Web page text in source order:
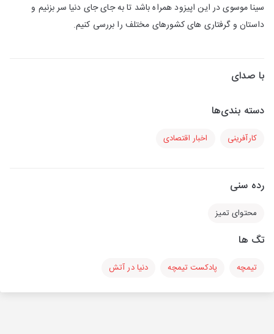
سینا موسوی در این اپیزود همراه باشد تا به جای جای دنیا سر بزنیم و
داستان و گرفتاری های کشورهای مختلف را بررسی کنیم.
با صدای
دسته بندی‌ها
کارآفرینی اخبار اقتصادی
رده سنی
محتوای تمیز
تگ ها
تیمچه پادکست تیمچه دنیا در آتش